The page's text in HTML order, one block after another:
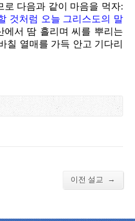
로 다음과 같이 마음을 먹자:
것처럼 오늘 그리스도의 말
에서 땀 흘리며 씨를 뿌리는
칠 열매를 가득 안고 기다리
이전 설교 →